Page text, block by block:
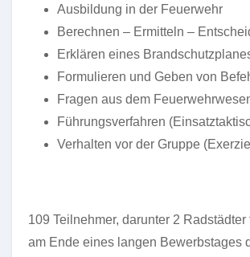
Ausbildung in der Feuerwehr
Berechnen – Ermitteln –
Erklären eines
Formulieren und Geben von
Fragen aus dem
Führungsverfahren
Verhalten vor der Gruppe
109 Teilnehmer, darunter 2 Radstädter
am Ende eines langen Bewerbstages